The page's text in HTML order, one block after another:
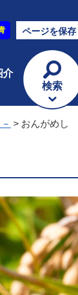
ページを保存
介
検索
> おんがめし